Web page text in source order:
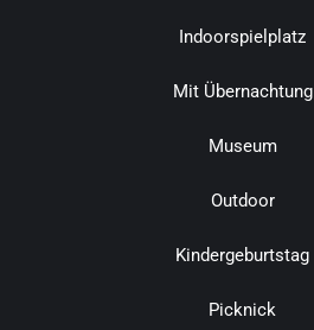
Indoorspielplatz
Mit Übernachtung
Museum
Outdoor
Kindergeburtstag
Picknick